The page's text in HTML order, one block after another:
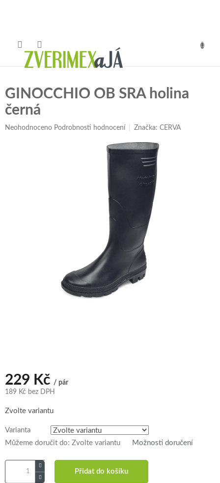
GINOCCHIO OB SRA holina
černá
Průměrné
Neohodnoceno Podrobnosti hodnocení Značka:CERVA
229 Kč / pár
189 Kč bez DPH
cena:
Zvolte variantu
Varianta
Můžeme doručit do: Zvolte variantu Možnosti doručení
Přidat do košíku